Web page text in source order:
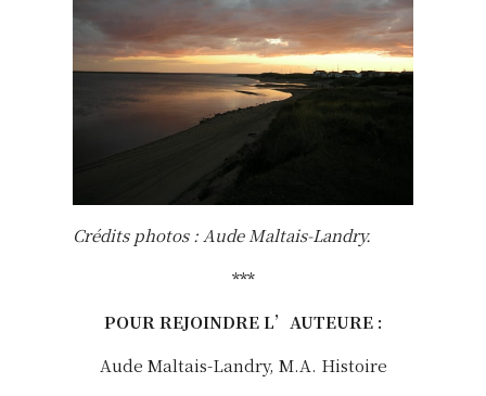
Crédits photos : Aude Maltais-Landry.
***
POUR REJOINDRE L’AUTEURE :
Aude Maltais-Landry, M.A. Histoire